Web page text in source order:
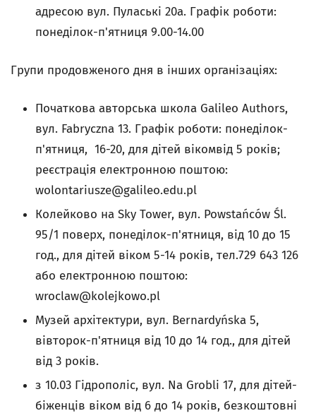
адресою вул. Пулаські 20а. Графік роботи:
понеділок-п'ятниця 9.00-14.00
Групи продовженого дня в інших організаціях:
Початкова авторська школа Galileo Authors,
вул. Fabryczna 13. Графік роботи: понеділок-
п'ятниця, 16-20, для дітей вікомвід 5 років;
реєстрація електронною поштою:
wolontariusze@galileo.edu.pl
Колейково на Sky Tower, вул. Powstańców Śl.
95/1 поверх, понеділок-п'ятниця, від 10 до 15
год., для дітей віком 5-14 років, тел.729 643 126
або електронною поштою:
wroclaw@kolejkowo.pl
Музей архітектури, вул. Bernardyńska 5,
вівторок-п'ятниця від 10 до 14 год., для дітей
від 3 років.
з 10.03 Гідрополіс, вул. Na Grobli 17, для дітей-
біженців віком від 6 до 14 років, безкоштовні